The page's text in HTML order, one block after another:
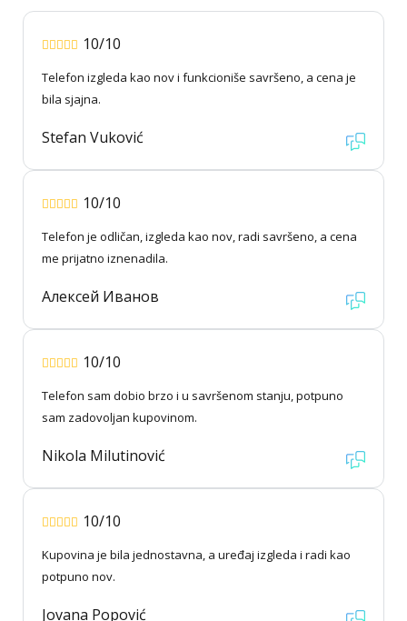
10/10
Telefon izgleda kao nov i funkcioniše savršeno, a cena je
bila sjajna.
Stefan Vuković
10/10
Telefon je odličan, izgleda kao nov, radi savršeno, a cena
me prijatno iznenadila.
Алексей Иванов
10/10
Telefon sam dobio brzo i u savršenom stanju, potpuno
sam zadovoljan kupovinom.
Nikola Milutinović
10/10
Kupovina je bila jednostavna, a uređaj izgleda i radi kao
potpuno nov.
Jovana Popović